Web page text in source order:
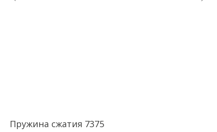
Пружина сжатия 7375